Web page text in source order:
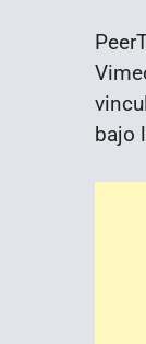
bajo